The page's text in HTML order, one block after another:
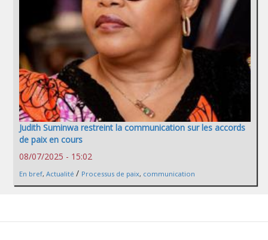
Judith Suminwa restreint la communication sur les accords
de paix en cours
08/07/2025 - 15:02
En bref, Actualité / Processus de paix, communication